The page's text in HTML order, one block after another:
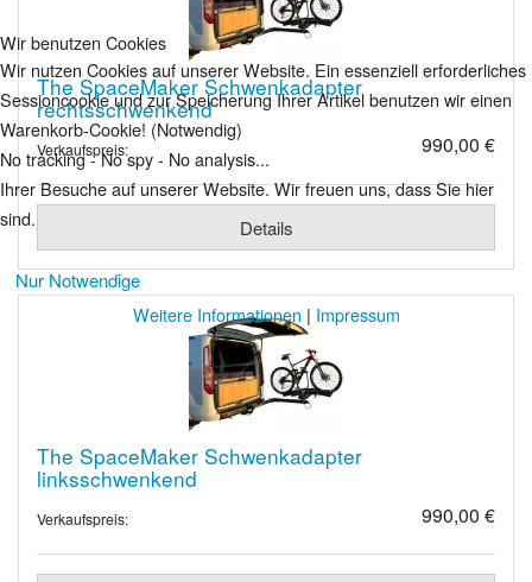
The SpaceMaker Schwenkadapter
rechtsschwenkend
Verkaufspreis: 990,00 €
Details
The SpaceMaker Schwenkadapter
linksschwenkend
Verkaufspreis: 990,00 €
Wir benutzen Cookies
Wir nutzen Cookies auf unserer Website. Ein essenziell erforderliches
Sessioncookie und zur Speicherung Ihrer Artikel benutzen wir einen
Warenkorb-Cookie! (Notwendig)
No tracking - No spy - No analysis...
Ihrer Besuche auf unserer Website. Wir freuen uns, dass Sie hier
sind.
Nur Notwendige
Weitere Informationen | Impressum